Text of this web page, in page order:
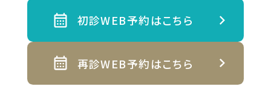
初診WEB予約はこちら
再診WEB予約はこちら